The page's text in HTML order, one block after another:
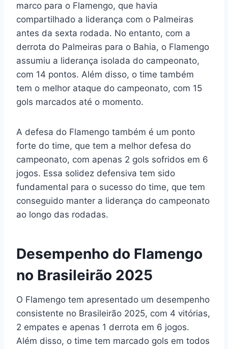
marco para o Flamengo, que havia
compartilhado a liderança com o Palmeiras
antes da sexta rodada. No entanto, com a
derrota do Palmeiras para o Bahia, o Flamengo
assumiu a liderança isolada do campeonato,
com 14 pontos. Além disso, o time também
tem o melhor ataque do campeonato, com 15
gols marcados até o momento.
A defesa do Flamengo também é um ponto
forte do time, que tem a melhor defesa do
campeonato, com apenas 2 gols sofridos em 6
jogos. Essa solidez defensiva tem sido
fundamental para o sucesso do time, que tem
conseguido manter a liderança do campeonato
ao longo das rodadas.
Desempenho do Flamengo
no Brasileirão 2025
O Flamengo tem apresentado um desempenho
consistente no Brasileirão 2025, com 4 vitórias,
2 empates e apenas 1 derrota em 6 jogos.
Além disso, o time tem marcado gols em todos